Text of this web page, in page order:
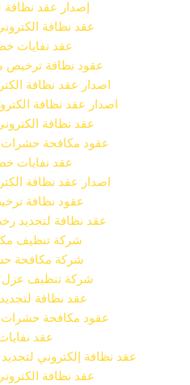
إصدار عقد نظافة
عقد نظافة
عقد نفايات
عقود نظافة ترخيص
اصدار عقد نظافة
اصدار عقد نظافة
عقد نظافة
عقود مكافحة حشرات
عقد نفايات
اصدار عقد نظافة
عقود نظافة
عقد نظافة لتجديد
شركة تنظيف
شركة مكافحة
شركة تنظيف عزل
عقد نظافة
عقود مكافحة حشرات
عقد
عقد نظافة إلكتروني
عقد نظافة